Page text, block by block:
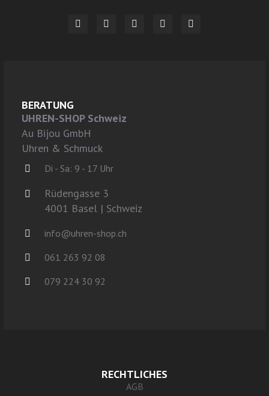
BERATUNG
UHREN-SHOP Schweiz
Au Bijou GmbH
Uhren & Schmuck
Di - Sa: 9 - 17 Uhr
Rüdengasse 3
4001 Basel | Schweiz
info@uhren-shop.ch
061 263 92 08
079 224 30 92
RECHTLICHES
AGB